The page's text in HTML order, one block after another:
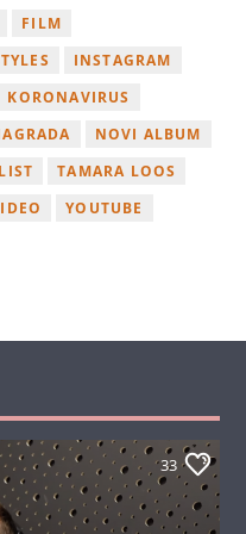
FILM
INSTAGRAM
KORONAVIRUS
NOVI ALBUM
TAMARA LOOS
YOUTUBE
33